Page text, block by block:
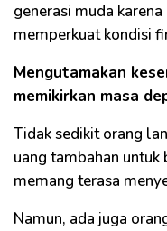
generasi muda
memperkuat kondisi
Mengutamakan
memikirkan masa
Tidak sedikit orang
uang tambahan
memang terasa
Namun, ada juga